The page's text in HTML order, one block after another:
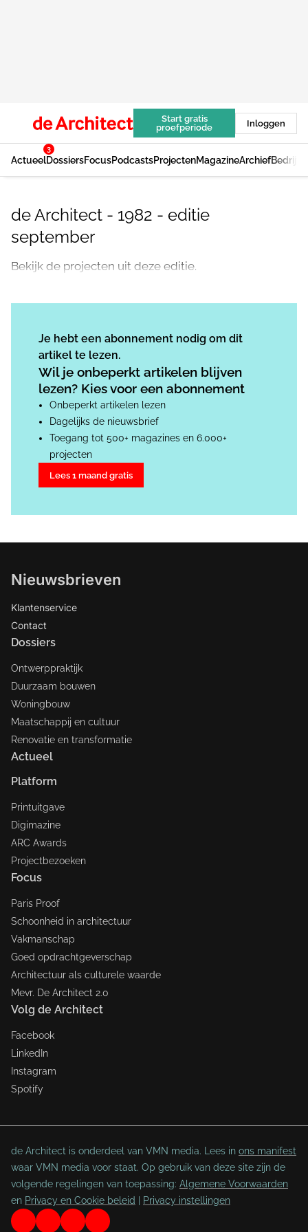
Start gratis
proefperiode
Inloggen
Actueel
3
DossiersFocusPodcastsProjectenMagazineArchief
de Architect - 1982 - editie
september
Bekijk de projecten uit deze editie.
Je hebt een abonnement nodig om dit
artikel te lezen.
Wil je onbeperkt artikelen blijven
lezen? Kies voor een abonnement
Onbeperkt artikelen lezen
Dagelijks de nieuwsbrief
Toegang tot 500+ magazines en 6.000+
projecten
Lees 1 maand gratis
Nieuwsbrieven
Klantenservice
Contact
Dossiers
Ontwerppraktijk
Duurzaam bouwen
Woningbouw
Maatschappij en cultuur
Renovatie en transformatie
Actueel
Platform
Printuitgave
Digimazine
ARC Awards
Projectbezoeken
Focus
Paris Proof
Schoonheid in architectuur
Vakmanschap
Goed opdrachtgeverschap
Architectuur als culturele waarde
Mevr. De Architect 2.0
Volg de Architect
Facebook
LinkedIn
Instagram
Spotify
de Architect is onderdeel van VMN media. Lees in ons manifest
waar VMN media voor staat. Op gebruik van deze site zijn de
volgende regelingen van toepassing: Algemene Voorwaarden
en Privacy en Cookie beleid Privacy instellingen